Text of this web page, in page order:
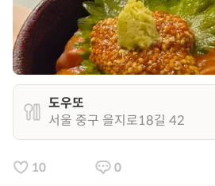
도우또
서울 중구 을지로18길 42
10 0